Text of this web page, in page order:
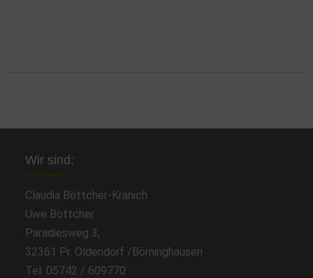
Wir sind:
Claudia Böttcher-Kranich
Uwe Böttcher
Paradiesweg 3,
32361 Pr. Oldendorf /Börninghausen
Tel: 05742 / 609770